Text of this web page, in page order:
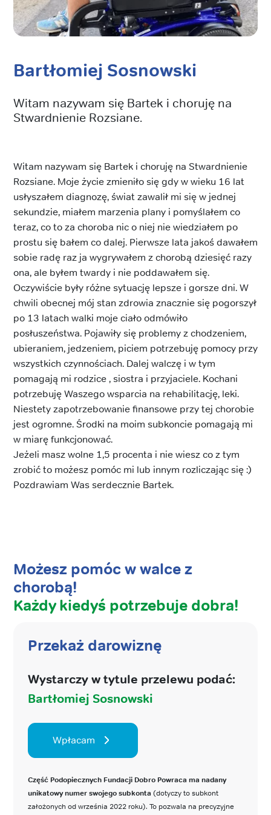
Bartłomiej Sosnowski
Witam nazywam się Bartek i choruję na
Stwardnienie Rozsiane.
Witam nazywam się Bartek i choruję na Stwardnienie
Rozsiane. Moje życie zmieniło się gdy w wieku 16 lat
usłyszałem diagnozę, świat zawalił mi się w jednej
sekundzie, miałem marzenia plany i pomyślałem co
teraz, co to za choroba nic o niej nie wiedziałem po
prostu się bałem co dalej. Pierwsze lata jakoś dawałem
sobie radę raz ja wygrywałem z chorobą dziesięć razy
ona, ale byłem twardy i nie poddawałem się.
Oczywiście były różne sytuację lepsze i gorsze dni. W
chwili obecnej mój stan zdrowia znacznie się pogorszył
po 13 latach walki moje ciało odmówiło
posłuszeństwa. Pojawiły się problemy z chodzeniem,
ubieraniem, jedzeniem, piciem potrzebuję pomocy przy
wszystkich czynnościach. Dalej walczę i w tym
pomagają mi rodzice , siostra i przyjaciele. Kochani
potrzebuję Waszego wsparcia na rehabilitację, leki.
Niestety zapotrzebowanie finansowe przy tej chorobie
jest ogromne. Środki na moim subkoncie pomagają mi
w miarę funkcjonować.
Jeżeli masz wolne 1,5 procenta i nie wiesz co z tym
zrobić to możesz pomóc mi lub innym rozliczając się :)
Pozdrawiam Was serdecznie Bartek.
Możesz pomóc w walce z
chorobą!
Każdy kiedyś potrzebuje dobra!
Przekaż darowiznę
Wystarczy w tytule przelewu podać:
Bartłomiej Sosnowski
Wpłacam
Część Podopiecznych Fundacji Dobro Powraca ma nadany
unikatowy numer swojego subkonta (dotyczy to subkont
założonych od września 2022 roku). To pozwala na precyzyjne